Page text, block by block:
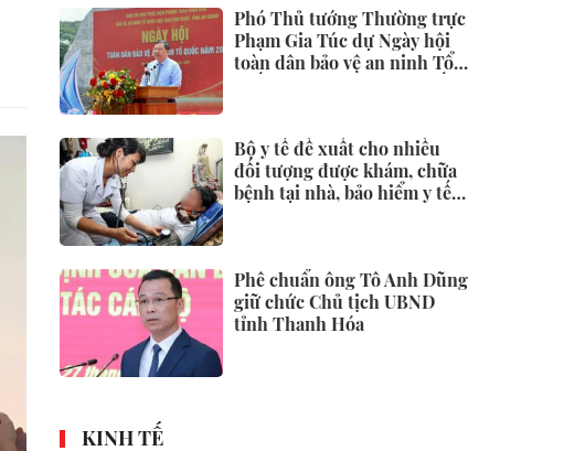
Phó Thủ tướng Thường trực
Phạm Gia Túc dự Ngày hội
toàn dân bảo vệ an ninh Tổ
Bộ y tế đề xuất cho nhiều
đối tượng được khám, chữa
bệnh tại nhà, bảo hiểm y tế
Phê chuẩn ông Tô Anh Dũng
giữ chức Chủ tịch UBND
tỉnh Thanh Hóa
KINH TẾ